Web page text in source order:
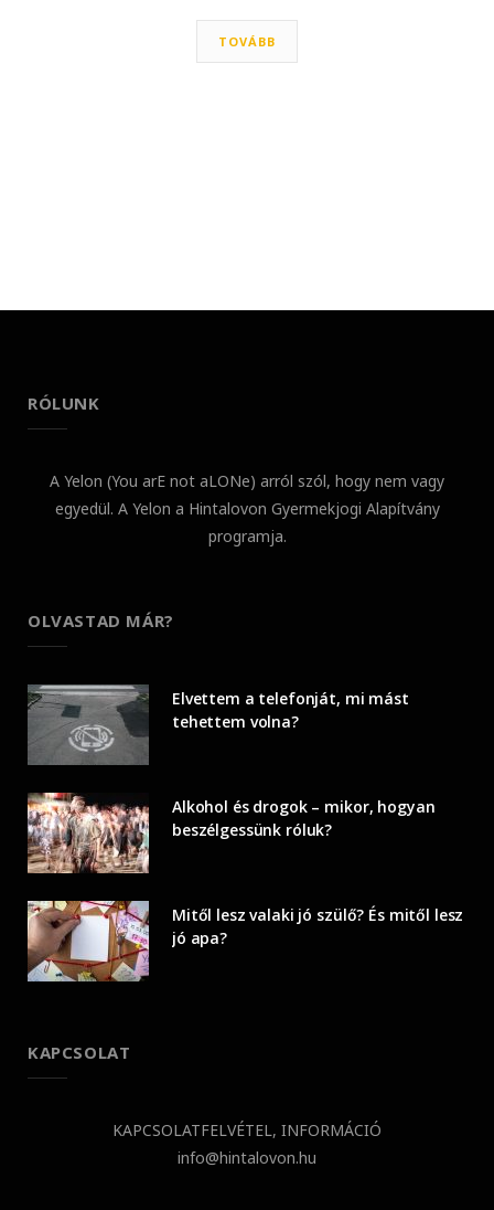
TOVÁBB
RÓLUNK
A Yelon (You arE not aLONe) arról szól, hogy nem vagy
egyedül. A Yelon a Hintalovon Gyermekjogi Alapítvány
programja.
OLVASTAD MÁR?
Elvettem a telefonját, mi mást
tehettem volna?
Alkohol és drogok – mikor, hogyan
beszélgessünk róluk?
Mitől lesz valaki jó szülő? És mitől lesz
jó apa?
KAPCSOLAT
KAPCSOLATFELVÉTEL, INFORMÁCIÓ
info@hintalovon.hu